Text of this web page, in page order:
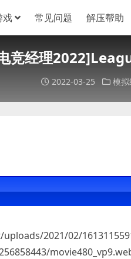
戏 常见问题 解压帮助
竞经理
2022-03-25 模
2021/02/